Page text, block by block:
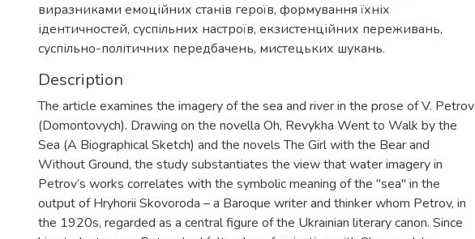
виразниками емоційних станів героїв, формування їхніх
ідентичностей, суспільних настроїв, екзистенційних переживань,
суспільно-політичних передбачень, мистецьких шукань.
Description
The article examines the imagery of the sea and river in the prose of V. Petrov
(Domontovych). Drawing on the novella Oh, Revykha Went to Walk by the
Sea (A Biographical Sketch) and the novels The Girl with the Bear and
Without Ground, the study substantiates the view that water imagery in
Petrov’s works correlates with the symbolic meaning of the "sea" in the
output of Hryhorii Skovoroda – a Baroque writer and thinker whom Petrov, in
the 1920s, regarded as a central figure of the Ukrainian literary canon. Since